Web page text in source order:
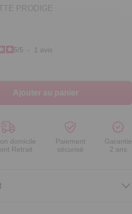
PRODIGE
5/5 - 1 avis
Ajouter au panier
domicile
Retrait
Paiement
sécurisé
Garantie
2 ans